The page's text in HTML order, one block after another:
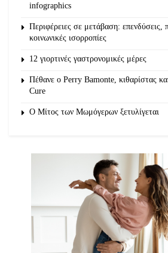
infographics
Περιφέρειες σε μετάβαση: επενδύσεις,
κοινωνικές ισορροπίες
12 γιορτινές γαστρονομικές μέρες
Πέθανε ο Perry Bamonte, κιθαρίστας
Cure
O Μίτος των Μωμόγερων ξετυλίγεται